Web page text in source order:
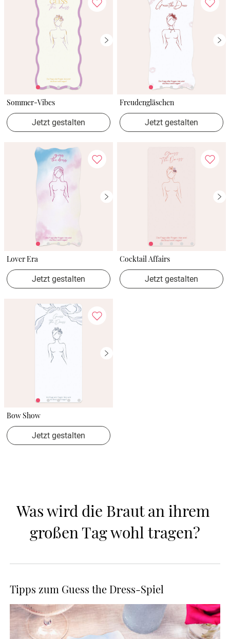
Sommer-Vibes
Jetzt gestalten
Freudengläschen
Jetzt gestalten
Lover Era
Jetzt gestalten
Cocktail Affairs
Jetzt gestalten
Bow Show
Jetzt gestalten
Was wird die Braut an ihrem
großen Tag wohl tragen?
Tipps zum Guess the Dress-Spiel